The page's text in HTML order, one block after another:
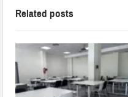
Related posts